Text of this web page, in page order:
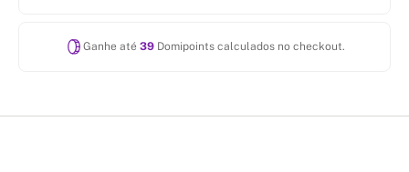
Ganhe até 39Domipoints calculados no checkout.